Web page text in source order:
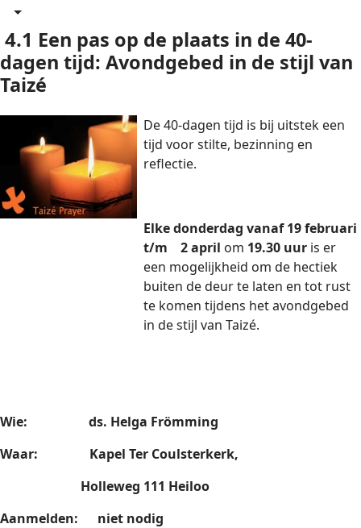
4.1 Een pas op de plaats in de 40-
dagen tijd: Avondgebed in de stijl van
Taizé
De 40-dagen tijd is bij uitstek een
tijd voor stilte, bezinning en
reflectie.
Elke donderdag vanaf 19 februari
t/m 2 april om 19.30 uur is er
een mogelijkheid om de hectiek
buiten de deur te laten en tot rust
te komen tijdens het avondgebed
in de stijl van Taizé.
Wie: ds. Helga Frömming
Waar:
Kapel Ter Coulsterkerk,
Holleweg 111 Heiloo
Aanmelden:
niet nodig